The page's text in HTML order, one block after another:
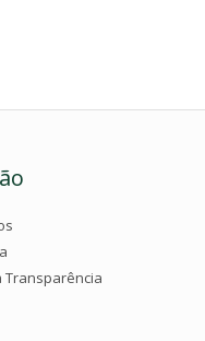
Transparência